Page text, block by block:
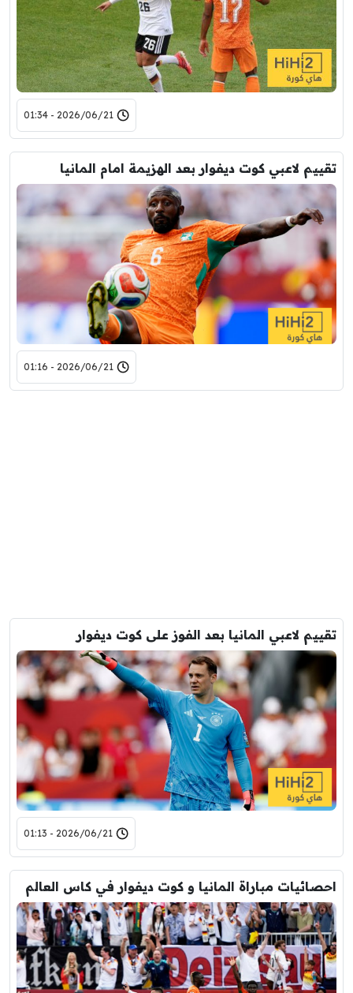
2026/06/21 - 01:34
تقييم لاعبي كوت ديفوار بعد الهزيمة امام المانيا
2026/06/21 - 01:16
تقييم لاعبي المانيا بعد الفوز على كوت ديفوار
2026/06/21 - 01:13
احصائيات مباراة المانيا و كوت ديفوار في كاس العالم